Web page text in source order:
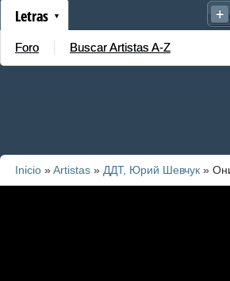
Letras
Foro Buscar Artistas A-Z
Inicio »Artistas » ДДТ, Юрий Шевчук »